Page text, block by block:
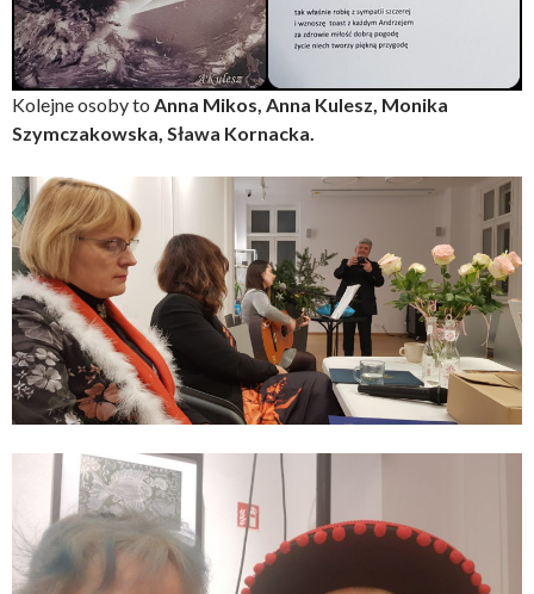
Kolejne osoby to Anna Mikos, Anna Kulesz, Monika
Szymczakowska, Sława Kornacka.